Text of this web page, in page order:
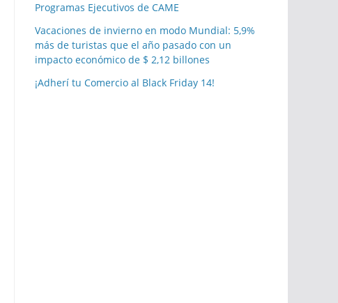
Programas Ejecutivos de CAME
Vacaciones de invierno en modo Mundial: 5,9%
más de turistas que el año pasado con un
impacto económico de $ 2,12 billones
¡Adherí tu Comercio al Black Friday 14!